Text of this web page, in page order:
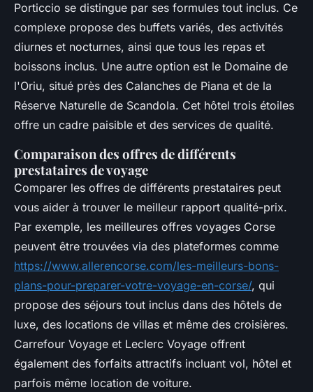
Porticcio se distingue par ses formules tout inclus. Ce
complexe propose des buffets variés, des activités
diurnes et nocturnes, ainsi que tous les repas et
boissons inclus. Une autre option est le Domaine de
l'Oriu, situé près des Calanches de Piana et de la
Réserve Naturelle de Scandola. Cet hôtel trois étoiles
offre un cadre paisible et des services de qualité.
Comparaison des offres de différents
prestataires de voyage
Comparer les offres de différents prestataires peut
vous aider à trouver le meilleur rapport qualité-prix.
Par exemple, les meilleures offres voyages Corse
peuvent être trouvées via des plateformes comme
https://www.allerencorse.com/les-meilleurs-bons-
plans-pour-preparer-votre-voyage-en-corse/, qui
propose des séjours tout inclus dans des hôtels de
luxe, des locations de villas et même des croisières.
Carrefour Voyage et Leclerc Voyage offrent
également des forfaits attractifs incluant vol, hôtel et
parfois même location de voiture.